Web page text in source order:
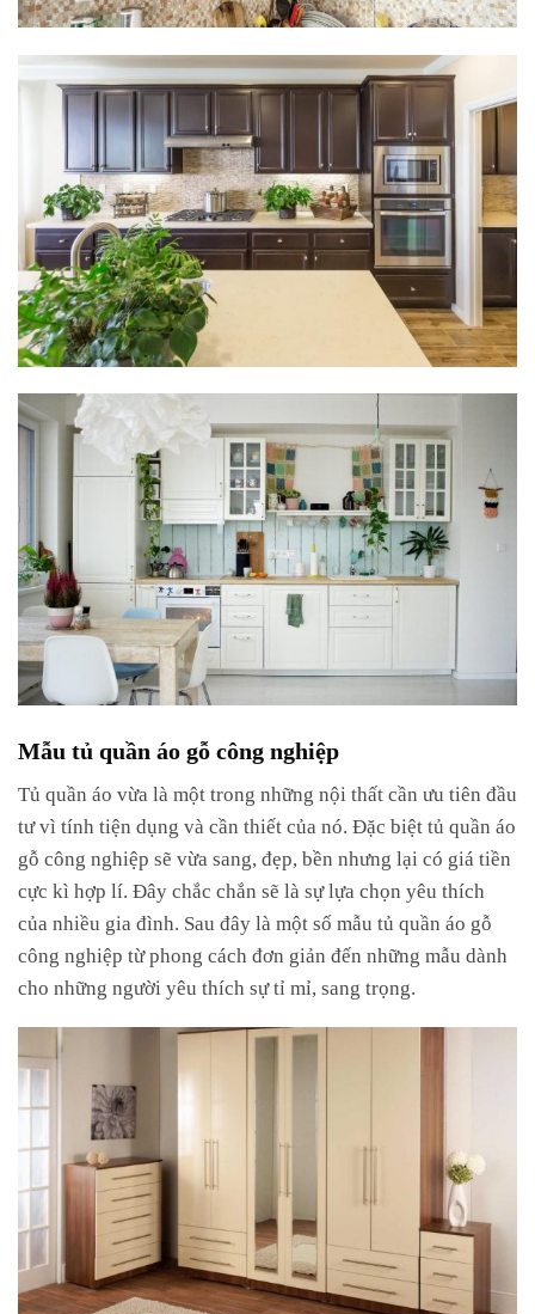
Mẫu tủ quần áo gỗ công nghiệp
Tủ quần áo vừa là một trong những nội thất cần ưu tiên đầu
tư vì tính tiện dụng và cần thiết của nó. Đặc biệt tủ quần áo
gỗ công nghiệp sẽ vừa sang, đẹp, bền nhưng lại có giá tiền
cực kì hợp lí. Đây chắc chắn sẽ là sự lựa chọn yêu thích
của nhiều gia đình. Sau đây là một số mẫu tủ quần áo gỗ
công nghiệp từ phong cách đơn giản đến những mẫu dành
cho những người yêu thích sự tỉ mỉ, sang trọng.